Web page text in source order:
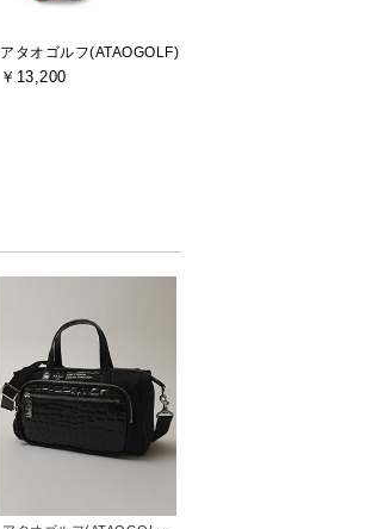
アタオゴルフ(ATAOGOLF)
￥13,200